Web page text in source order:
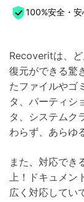
100%安全・
Recoveritは、
復元ができる驚
たファイルやゴ
タ、パーティシ
タ、システムク
わらず、あらゆ
また、対応でき
上！ドキュメン
広く対応してい